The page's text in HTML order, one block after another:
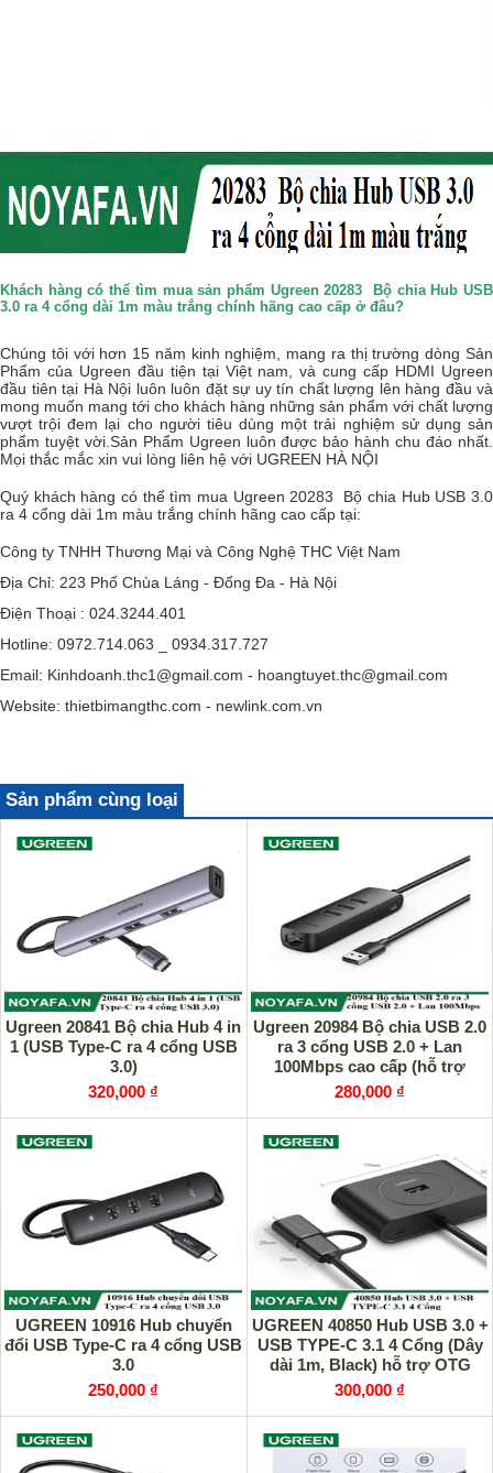
Khách hàng có thể tìm mua sản phẩm Ugreen 20283 Bộ chia Hub USB
3.0 ra 4 cổng dài 1m màu trắng chính hãng cao cấp ở đâu?
Chúng tôi với hơn 15 năm kinh nghiệm, mang ra thị trường dòng Sản
Phẩm của Ugreen đầu tiện tại Việt nam, và cung cấp HDMI Ugreen
đầu tiên tại Hà Nội luôn luôn đặt sự uy tín chất lượng lên hàng đầu và
mong muốn mang tới cho khách hàng những sản phẩm với chất lượng
vượt trội đem lại cho người tiêu dùng một trải nghiệm sử dụng sản
phẩm tuyệt vời.Sản Phẩm Ugreen luôn được bảo hành chu đáo nhất.
Mọi thắc mắc xin vui lòng liên hệ với UGREEN HÀ NỘI
Quý khách hàng có thể tìm mua Ugreen 20283 Bộ chia Hub USB 3.0
ra 4 cổng dài 1m màu trắng chính hãng cao cấp tại:
Công ty TNHH Thương Mại và Công Nghệ THC Việt Nam
Địa Chỉ: 223 Phố Chùa Láng - Đống Đa - Hà Nội
Điện Thoại : 024.3244.401
Hotline: 0972.714.063 _ 0934.317.727
Email: Kinhdoanh.thc1@gmail.com - hoangtuyet.thc@gmail.com
Website: thietbimangthc.com - newlink.com.vn
Sản phẩm cùng loại
Ugreen 20841 Bộ chia Hub 4 in
1 (USB Type-C ra 4 cổng USB
3.0)
320,000 ₫
Ugreen 20984 Bộ chia USB 2.0
ra 3 cổng USB 2.0 + Lan
100Mbps cao cấp (hỗ trợ
nguồn USB Type-C)
280,000 ₫
UGREEN 10916 Hub chuyển
đổi USB Type-C ra 4 cổng USB
3.0
250,000 ₫
UGREEN 40850 Hub USB 3.0 +
USB TYPE-C 3.1 4 Cổng (Dây
dài 1m, Black) hỗ trợ OTG
300,000 ₫